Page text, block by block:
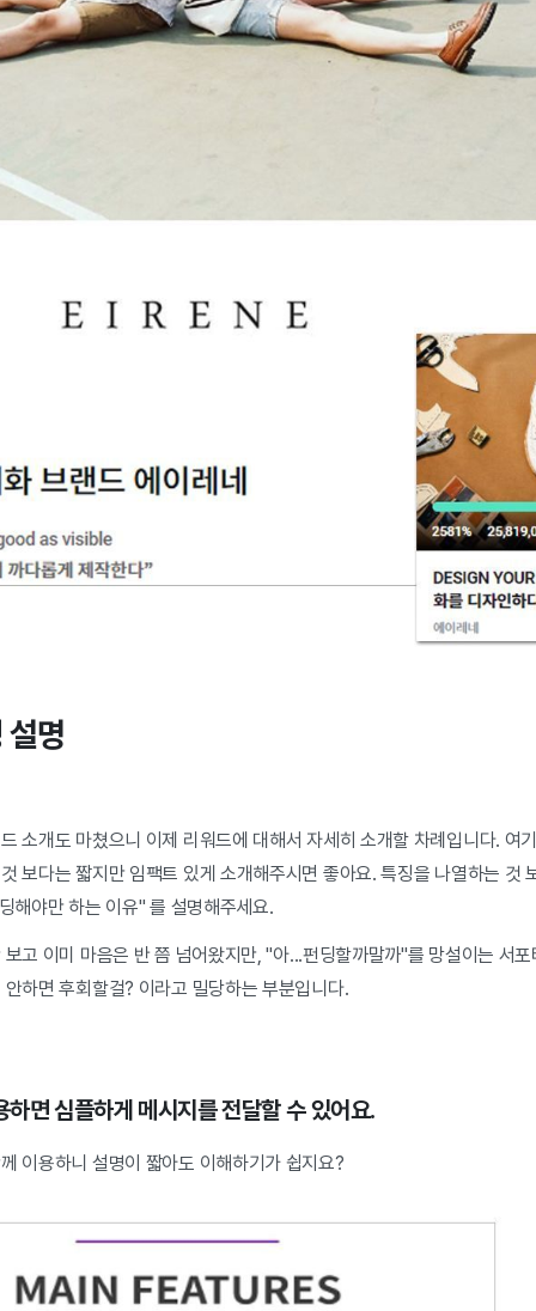
명
소개도 마쳤으니 이제 리워드에 대해서 자세히 소개할 차례입니다. 여
보다는 짧지만 임팩트 있게 소개해주시면 좋아요. 특징을 나열하는 것
해야만 하는 이유" 를 설명해주세요.
고 이미 마음은 반 쯤 넘어왔지만, "아...펀딩할까말까"를 망설이는 서
하면 후회할걸? 이라고 밀당하는 부분입니다.
면 심플하게 메시지를 전달할 수 있어요.
이용하니 설명이 짧아도 이해하기가 쉽지요?